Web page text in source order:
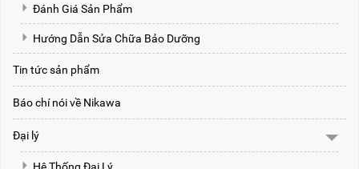
Đánh Giá Sản Phẩm
Hướng Dẫn Sửa Chữa Bảo Dưỡng
Tin tức sản phẩm
Báo chí nói về Nikawa
Đại lý